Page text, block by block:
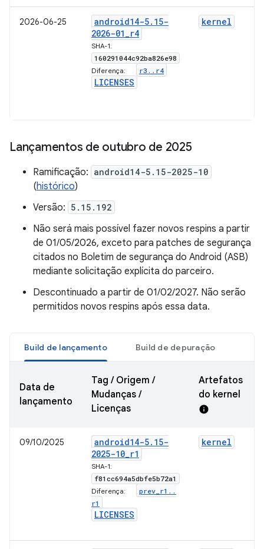
2026-06-25 android14-5. 15-
2026-01_r4
SHA-1:
160291044c92ba826e98
Diferença: r3 . . r4
LICENSES
kernel
Lançamentos de outubro de 2025
Ramificação: android14-5.15-2025-10
(histórico)
Versão: 5.15.192
Não será mais possível fazer novos respins a partir
de 01/05/2026, exceto para patches de segurança
citados no Boletim de segurança do Android (ASB)
mediante solicitação explícita do parceiro.
Descontinuado a partir de 01/02/2027. Não serão
permitidos novos respins após essa data.
Build de lançamento Build de depuração
Data de
lançamento
Tag / Origem /
Mudanças /
Licenças
Artefatos
do kernel
info
09/10/2025 android14-5. 15-
2025-10_r1
SHA-1:
f81cc694a5dbfe5b72a1
Diferença: prev r1 . .
r1
LICENSES
kernel